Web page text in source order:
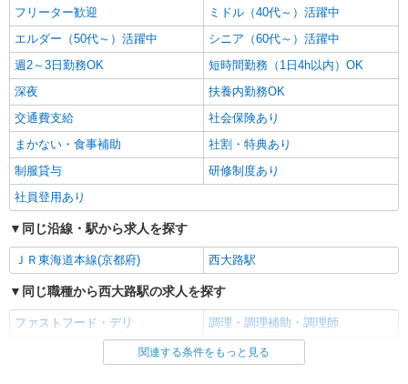
接客・調理スタッフ（簡単な接客・調理・清
掃・など）
時給1270円 22:00〜翌5:00：時給1600円 高校
生：時給1122円 ■特別手当 特別時給〈5:00-9:00も
深夜時給と同額〉
京都府京都市南区東九条上殿田町53番1 第一
土木ビル1F
キープ 詳細を見る
アルバイト パート
なか卯 久世橋通店
接客・調理スタッフ（簡単な接客・調理・清
京都府京都市南区吉祥院池田町47-2
キープ 詳細を見る
パート
フリーター歓迎
ミドル（40代～）活躍中
エルダー（50代～）活躍中
シニア（60代～）活躍中
週2～3日勤務OK
短時間勤務（1日4h以内）OK
深夜
扶養内勤務OK
交通費支給
社会保険あり
まかない・食事補助
社割・特典あり
制服貸与
研修制度あり
社員登用あり
同じ沿線・駅から求人を探す
ＪＲ東海道本線(京都府) 西大路駅
同じ職種から西大路駅の求人を探す
ファストフード・デリ 調理・調理補助・調理師
同じ雇用形態から西大路駅の求人を探す
関連する条件をもっと見る